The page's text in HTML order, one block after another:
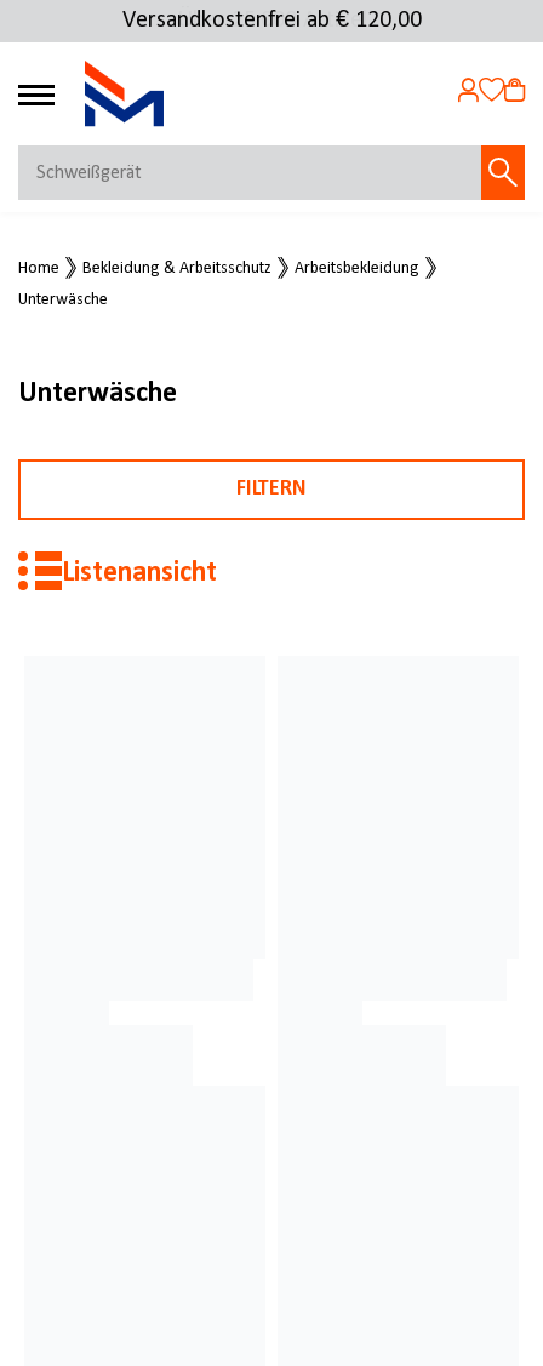
Versandkostenfrei ab € 120,00
4.72
MEIN KONTO
Jetzt anmelden
Home Bekleidung & Arbeitsschutz
Arbeitsbekleidung
Unterwäsche
Unterwäsche
FILTERN
Listenansicht